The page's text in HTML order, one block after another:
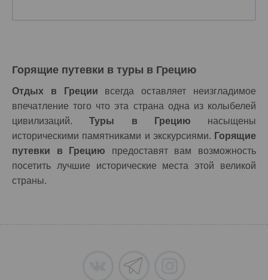
Горящие путевки в туры в Грецию
Отдых в Греции всегда оставляет неизгладимое
впечатление того что эта страна одна из колыбелей
цивилизаций.Туры в Грецию насыщены
историческими памятниками и экскурсиями. Горящие
путевки в Грецию предоставят вам возможность
посетить лучшие исторические места этой великой
страны.